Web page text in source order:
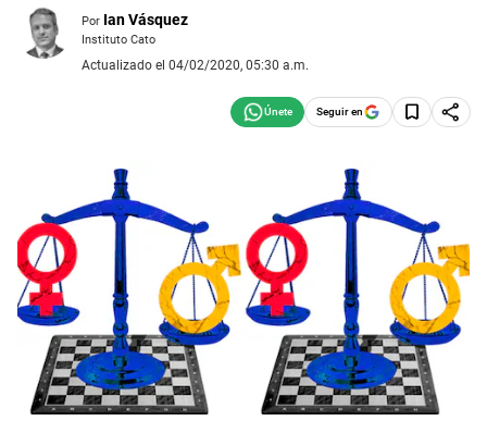
Por Ian Vásquez
Instituto Cato
Actualizado el 04/02/2020, 05:30 a.m.
Seguir en